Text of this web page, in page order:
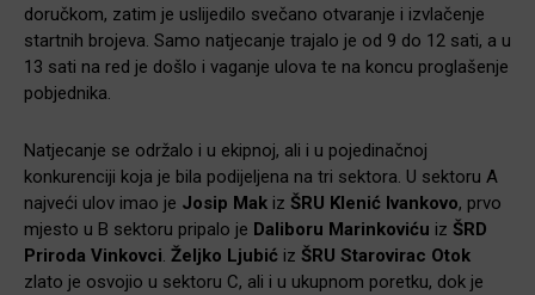
doručkom, zatim je uslijedilo svečano otvaranje i izvlačenje
startnih brojeva. Samo natjecanje trajalo je od 9 do 12 sati, a u
13 sati na red je došlo i vaganje ulova te na koncu proglašenje
pobjednika.
Natjecanje se održalo i u ekipnoj, ali i u pojedinačnoj
konkurenciji koja je bila podijeljena na tri sektora. U sektoru A
najveći ulov imao je Josip Mak iz ŠRU Klenić Ivankovo, prvo
mjesto u B sektoru pripalo je Daliboru Marinkoviću iz ŠRD
Priroda Vinkovci. Željko Ljubić iz ŠRU Starovirac Otok
zlato je osvojio u sektoru C, ali i u ukupnom poretku, dok je